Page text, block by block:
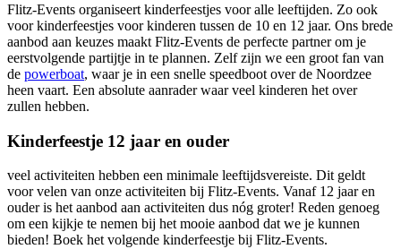
Flitz-Events organiseert kinderfeestjes voor alle leeftijden. Zo ook
voor kinderfeestjes voor kinderen tussen de 10 en 12 jaar. Ons brede
aanbod aan keuzes maakt Flitz-Events de perfecte partner om je
eerstvolgende partijtje in te plannen. Zelf zijn we een groot fan van
de powerboat, waar je in een snelle speedboot over de Noordzee
heen vaart. Een absolute aanrader waar veel kinderen het over
zullen hebben.
Kinderfeestje 12 jaar en ouder
veel activiteiten hebben een minimale leeftijdsvereiste. Dit geldt
voor velen van onze activiteiten bij Flitz-Events. Vanaf 12 jaar en
ouder is het aanbod aan activiteiten dus nóg groter! Reden genoeg
om een kijkje te nemen bij het mooie aanbod dat we je kunnen
bieden! Boek het volgende kinderfeestje bij Flitz-Events.